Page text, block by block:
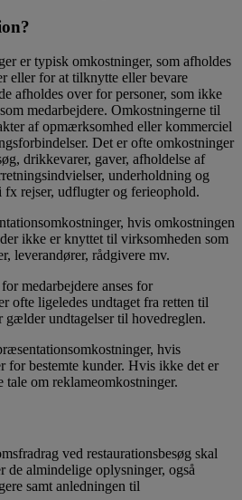
er typisk omkostninger, som afholdes
eller for at tilknytte eller bevare
afholdes over for personer, som ikke
medarbejdere. Omkostningerne til
af opmærksomhed eller kommerciel
Det er ofte omkostninger
drikkevarer, gaver, afholdelse af
underholdning og
fx rejser, udflugter og ferieophold.
hvis omkostningen
ikke er knyttet til virksomheden som
leverandører, rådgivere mv.
medarbejdere anses for
ofte ligeledes undtaget fra retten til
gælder undtagelser til hovedreglen.
hvis
for bestemte kunder. Hvis ikke det er
om reklameomkostninger.
ved restaurationsbesøg skal
de almindelige oplysninger, også
samt anledningen til